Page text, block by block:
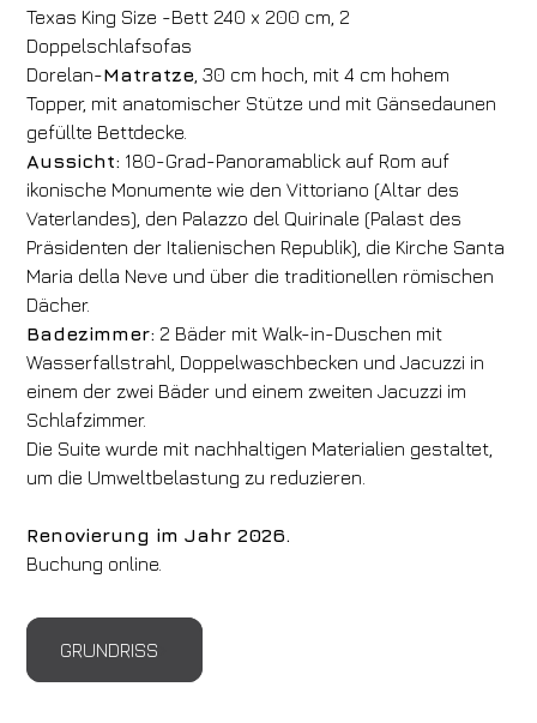
Texas King Size -Bett 240 x 200 cm, 2
Doppelschlafsofas
Dorelan-Matratze , 30 cm hoch, mit 4 cm hohem
Topper, mit anatomischer Stütze und mit Gänsedaunen
gefüllte Bettdecke.
Aussicht: 180-Grad-Panoramablick auf Rom auf
ikonische Monumente wie den Vittoriano (Altar des
Vaterlandes), den Palazzo del Quirinale (Palast des
Präsidenten der Italienischen Republik), die Kirche Santa
Maria della Neve und über die traditionellen römischen
Dächer.
Badezimmer: 2 Bäder mit Walk-in-Duschen mit
Wasserfallstrahl, Doppelwaschbecken und Jacuzzi in
einem der zwei Bäder und einem zweiten Jacuzzi im
Schlafzimmer.
Die Suite wurde mit nachhaltigen Materialien gestaltet,
um die Umweltbelastung zu reduzieren.
Renovierung im Jahr 2026.
Buchung online.
GRUNDRISS